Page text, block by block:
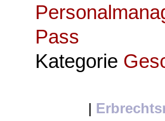
Pass
Kategorie
|